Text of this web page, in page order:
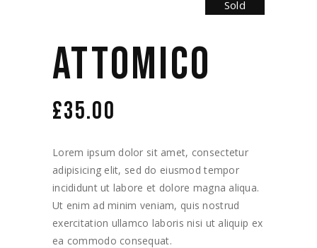
Sold
ATTOMICO
£35.00
Lorem ipsum dolor sit amet, consectetur
adipisicing elit, sed do eiusmod tempor
incididunt ut labore et dolore magna aliqua.
Ut enim ad minim veniam, quis nostrud
exercitation ullamco laboris nisi ut aliquip ex
ea commodo consequat.